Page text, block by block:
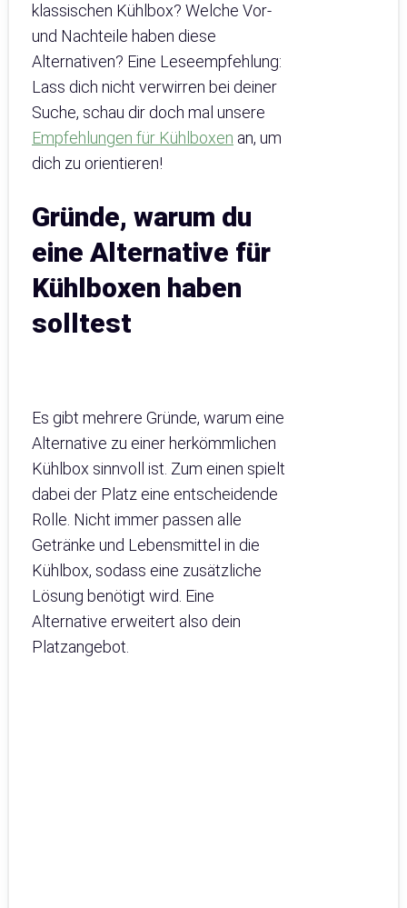
klassischen Kühlbox? Welche Vor-
und Nachteile haben diese
Alternativen? Eine Leseempfehlung:
Lass dich nicht verwirren bei deiner
Suche, schau dir doch mal unsere
Empfehlungen für Kühlboxen an, um
dich zu orientieren!
Gründe, warum du
eine Alternative für
Kühlboxen haben
solltest
Es gibt mehrere Gründe, warum eine
Alternative zu einer herkömmlichen
Kühlbox sinnvoll ist. Zum einen spielt
dabei der Platz eine entscheidende
Rolle. Nicht immer passen alle
Getränke und Lebensmittel in die
Kühlbox, sodass eine zusätzliche
Lösung benötigt wird. Eine
Alternative erweitert also dein
Platzangebot.